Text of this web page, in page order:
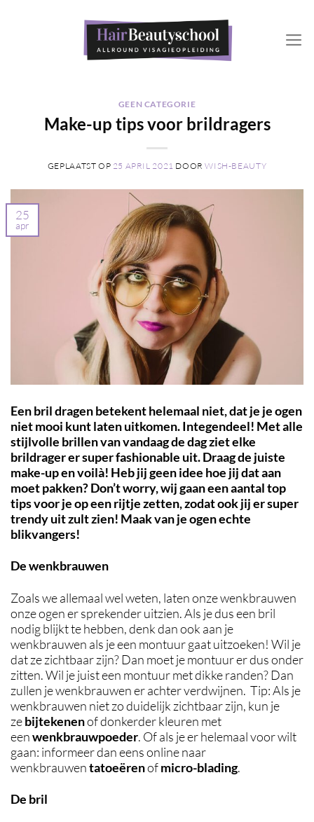
GEEN CATEGORIE
Make-up tips voor brildragers
GEPLAATST OP 25 APRIL 2021 DOORWISH-BEAUTY
25
apr
Een bril dragen betekent helemaal niet, dat je je ogen
niet mooi kunt laten uitkomen. Integendeel! Met alle
stijlvolle brillen van vandaag de dag ziet elke
brildrager er super fashionable uit. Draag de juiste
make-up en voilà! Heb jij geen idee hoe jij dat aan
moet pakken? Don’t worry, wij gaan een aantal top
tips voor je op een rijtje zetten, zodat ook jij er super
trendy uit zult zien! Maak van je ogen echte
blikvangers!
De wenkbrauwen
Zoals we allemaal wel weten, laten onze wenkbrauwen
onze ogen er sprekender uitzien. Als je dus een bril
nodig blijkt te hebben, denk dan ook aan je
wenkbrauwen als je een montuur gaat uitzoeken! Wil je
dat ze zichtbaar zijn? Dan moet je montuur er dus onder
zitten. Wil je juist een montuur met dikke randen? Dan
zullen je wenkbrauwen er achter verdwijnen. Tip: Als je
wenkbrauwen niet zo duidelijk zichtbaar zijn, kun je
zebijtekenenof donkerder kleuren met
eenwenkbrauwpoeder. Of als je er helemaal voor wilt
gaan: informeer dan eens online naar
wenkbrauwentatoeërenofmicro-blading.
De bril